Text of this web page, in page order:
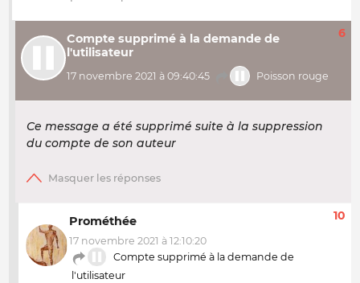
Compte supprimé à la demande de
l'utilisateur
17 novembre 2021 à 09:40:45 Poisson rouge
6
Ce message a été supprimé suite à la suppression
du compte de son auteur
Prométhée
17 novembre 2021 à 12:10:20
Compte supprimé à la demande de
l'utilisateur
10